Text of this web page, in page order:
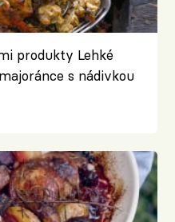
produkty Lehké
s nádivkou